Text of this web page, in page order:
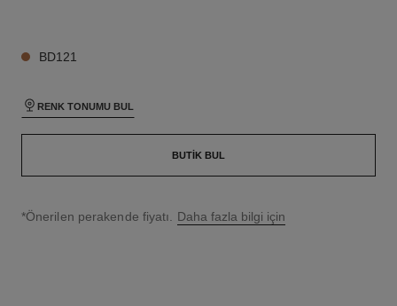
BD121
RENK TONUMU BUL
BUTIK BUL
↩
*Önerilen perakende fiyatı. Daha fazla bilgi için